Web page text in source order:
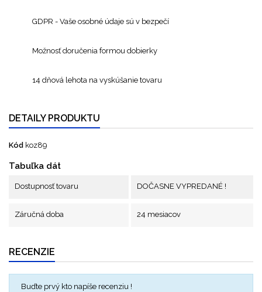
GDPR - Vaše osobné údaje sú v bezpečí
Možnosť doručenia formou dobierky
14 dňová lehota na vyskúšanie tovaru
DETAILY PRODUKTU
Kód koz89
Tabuľka dát
Dostupnosť tovaru DOČASNE VYPREDANÉ !
Záručná doba 24 mesiacov
RECENZIE
Buďte prvý kto napíše recenziu !